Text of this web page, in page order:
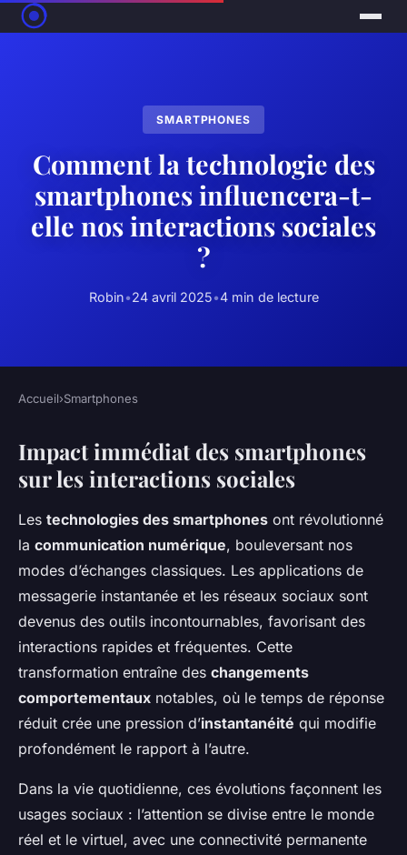
SMARTPHONES
Comment la technologie des
smartphones influencera-t-
elle nos interactions sociales
?
Robin•24 avril 2025•4 min de lecture
Accueil›Smartphones
Impact immédiat des smartphones
sur les interactions sociales
Les technologies des smartphones ont révolutionné
la communication numérique, bouleversant nos
modes d’échanges classiques. Les applications de
messagerie instantanée et les réseaux sociaux sont
devenus des outils incontournables, favorisant des
interactions rapides et fréquentes. Cette
transformation entraîne des changements
comportementaux notables, où le temps de réponse
réduit crée une pression d’instantanéité qui modifie
profondément le rapport à l’autre.
Dans la vie quotidienne, ces évolutions façonnent les
usages sociaux : l’attention se divise entre le monde
réel et le virtuel, avec une connectivité permanente